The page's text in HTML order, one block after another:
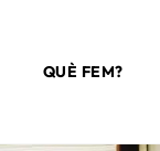
QUÈ FEM?